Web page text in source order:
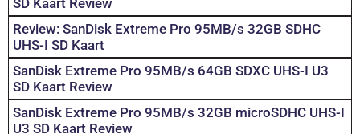
Review: SanDisk Extreme Pro 95MB/s 32GB SDHC
UHS-I SD Kaart
SanDisk Extreme Pro 95MB/s 64GB SDXC UHS-I U3
SD Kaart Review
SanDisk Extreme Pro 95MB/s 32GB microSDHC UHS-I
U3 SD Kaart Review